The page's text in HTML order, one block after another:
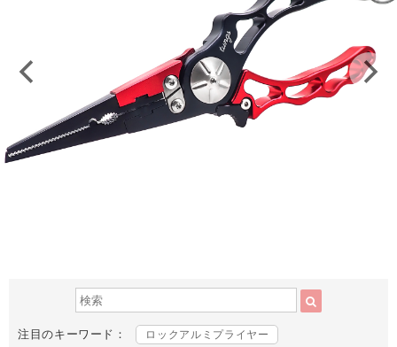
注目のキーワード：
ロックアルミプライヤー